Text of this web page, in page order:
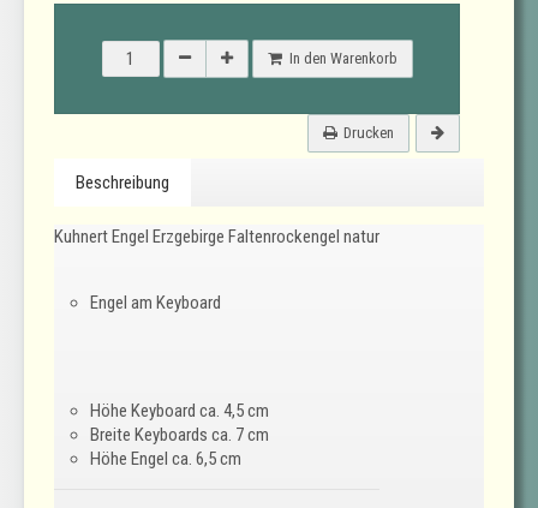
In den Warenkorb
Drucken
Beschreibung
Kuhnert Engel Erzgebirge Faltenrockengel natur
Engel am Keyboard
Höhe Keyboard ca. 4,5 cm
Breite Keyboards ca. 7 cm
Höhe Engel ca. 6,5 cm